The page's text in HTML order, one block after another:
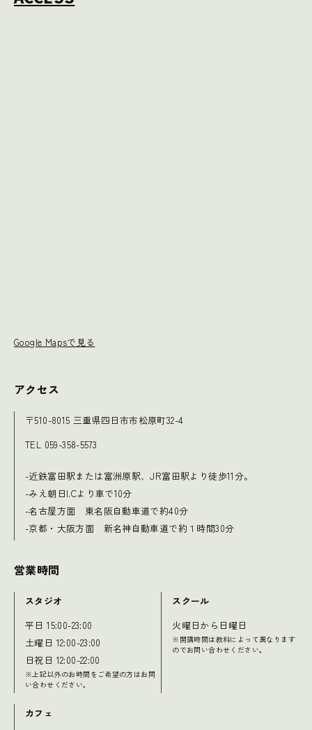
Google Mapsで見る
アクセス
〒510-8015 三重県四日市市松原町32-4
TEL 059-358-5573
-近鉄富田駅または富洲原駅、JR富田駅より徒歩11分。
-みえ朝日I.Cより車で10分
-名古屋方面 東名阪自動車道で約40分
-京都・大阪方面 新名神自動車道で約１時間30分
営業時間
スタジオ
平日 15:00-23:00
土曜日 12:00-23:00
日祝日 12:00-22:00
※上記以外のお時間をご希望の方はお問
い合わせください。
スクール
火曜日から日曜日
※開講時間は教科によって異なります
のでお問い合わせください。
カフェ